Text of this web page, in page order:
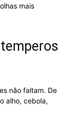
mais
não faltam. De
alho, cebola,